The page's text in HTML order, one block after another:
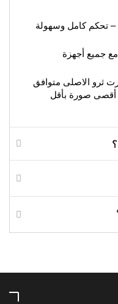
– تحكم كامل وسهولة
جميع أجهزة
ثرو الاصلى متوافق
أقصى صورة بأقل